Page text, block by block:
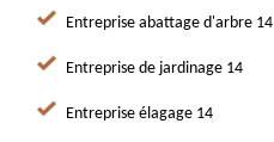
Entreprise abattage d'arbre 14
Entreprise de jardinage 14
Entreprise élagage 14